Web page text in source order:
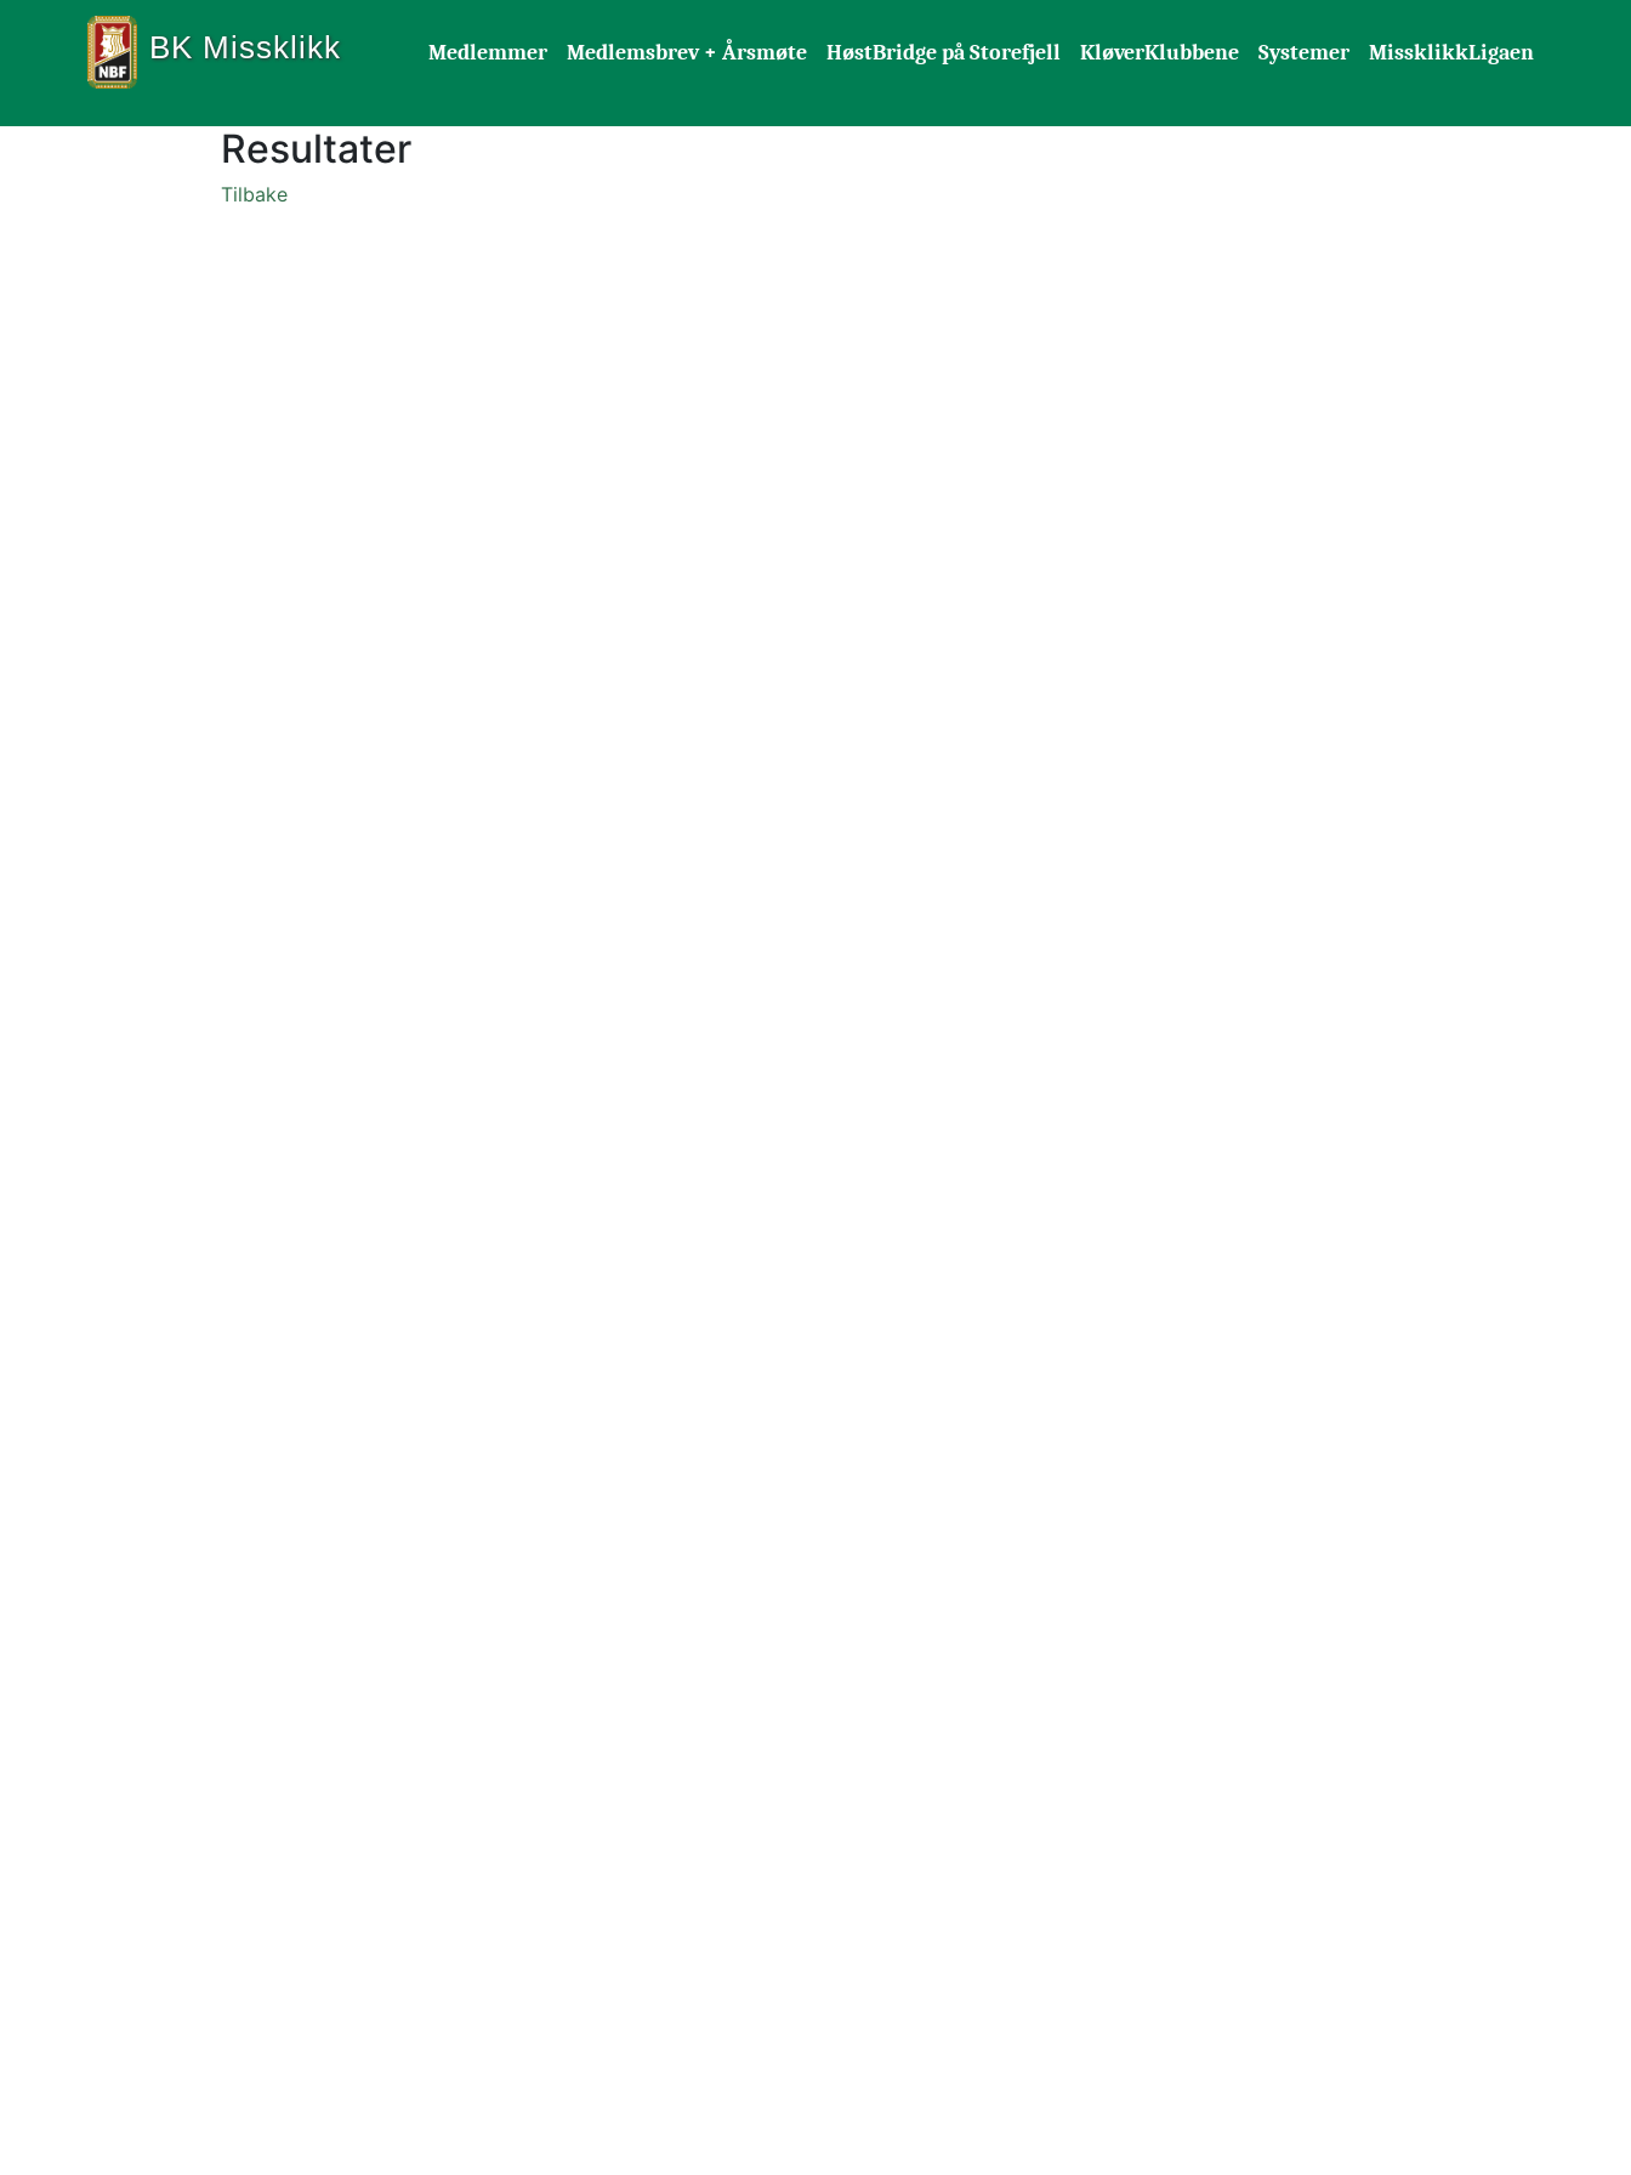
BK Missklikk Medlemmer Medlemsbrev + Årsmøte HøstBridge på Storefjell KløverKlubbene Systemer MissklikkLigaen
Resultater
Tilbake